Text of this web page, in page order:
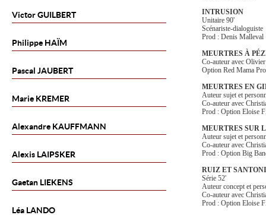
VictorGUILBERT
Philippe HAÏM
Pascal JAUBERT
Marie KREMER
Alexandre KAUFFMANN
Alexis LAIPSKER
Gaetan LIEKENS
Léa LANDO
INTRUSION
Unitaire 90'
Scénariste-dialoguiste
Prod : Denis Malleval
MEURTRES À
Co-auteur avec
Option Red Mama
MEURTRES EN
Auteur sujet et
Co-auteur avec
Prod : Option Eloise
MEURTRES SUR
Auteur sujet et
Co-auteur avec
Prod : Option Big
RUIZ ET SANTONI
Série 52'
Auteur concept et
Co-auteur avec
Prod : Option Eloise